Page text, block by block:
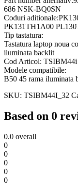
686 NSK-BQ0SN
Coduri
PK131TH1A00
Tip tastatura:
Tastatura laptop noua
iluminata backlit
Cod Articol: TSIBM44i
Modele compatibile:
B50 45 rama iluminata
SKU: TSIBM44I_32
Based on 0
0.0 overall
0
0
0
0
0